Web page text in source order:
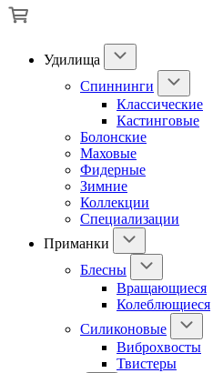
Удилища
Спиннинги
Классические
Кастинговые
Болонские
Маховые
Фидерные
Зимние
Коллекции
Специализации
Приманки
Блесны
Вращающиеся
Колеблющиеся
Силиконовые
Виброхвосты
Твистеры